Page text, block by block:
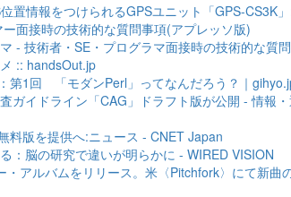
置情報をつけられるGPSユニット「GPS-CS3K
面接時の技術的な質問事項(アプレッソ版)
- 技術者・SE・プログラマ面接時の技術的な質
:: handsOut.jp
第1回 「モダンPerl」ってなんだろう？｜
ガイドライン「CAG」ドラフト版が公開 - 情報
料版を提供へ:ニュース - CNET Japan
：脳の研究で違いが明らかに - WIRED VISION
・アルバムをリリース。米〈Pitchfork〉にて新曲